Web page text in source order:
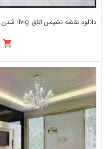
دانلود نقشه نشیمن اتاق livig شدن (کد81234)